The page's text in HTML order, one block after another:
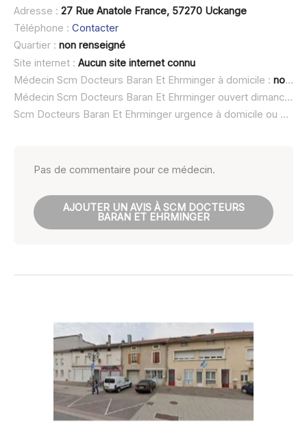
Adresse : 27 Rue Anatole France, 57270 Uckange
Téléphone : Contacter
Quartier : non renseigné
Site internet : Aucun site internet connu
Médecin Scm Docteurs Baran Et Ehrminger à domicile : non renseigné
Médecin Scm Docteurs Baran Et Ehrminger ouvert dimanche :
Scm Docteurs Baran Et Ehrminger urgence à domicile ou SOS médecin :
Pas de commentaire pour ce médecin.
AJOUTER UN AVIS À SCM DOCTEURS
BARAN ET EHRMINGER